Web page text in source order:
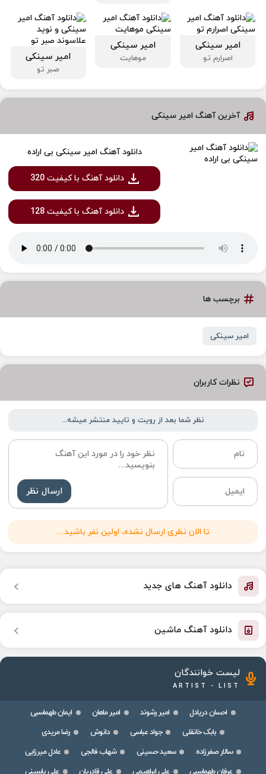
امیر سینکی
اصرارم تو
امیر سینکی
موهایت امیر سینکی
صبر تو
آخرین آهنگ امیر سینکی
دانلود آهنگ امیر سینکی بی اراده
دانلود آهنگ با کیفیت 320
دانلود آهنگ با کیفیت 128
برچسب ها
امیر سینکی
نظرات کاربران
نظر شما بعد از رویت و تایید منتشر میشه...
ارسال نظر
تا الان نظری ارسال نشده، اولین نفر باشید...
دانلود آهنگ های جدید
دانلود آهنگ ماشین
لیست خوانندگان
ARTIST - LIST
احسان دریادل امیر رشوند امیر ماهان
ایمان طهماسبی
بابک خانقلی
جواد عباسی دانوش
رضا مریدی
سالار صفرزاده
سعید حسینی شهاب فالجی
عادل میرزایی
عرفان طهماسبی
علی ابراهیمی علی قادریان علی یاسینی